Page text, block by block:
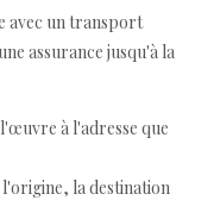
avec un transport
assurance jusqu'à la
à l'adresse que
l'origine, la destination